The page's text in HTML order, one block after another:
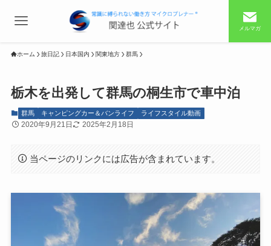
メルマガ
ホーム 旅日記 日本国内 関東地方 群馬
栃木を出発して群馬の桐生市で車中泊
群馬 キャンピングカー＆バンライフ ライフスタイル動画
2020年9月21日 2025年2月18日
当ページのリンクには広告が含まれています。